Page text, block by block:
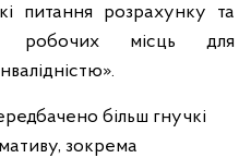
питання розрахунку та
робочих місць для
більш гнучкі
зокрема